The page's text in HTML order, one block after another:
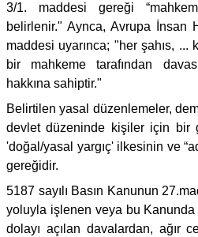
3/1. maddesi gereği
belirlenir." Aynca, Avrupa İnsan
maddesi uyarınca; "her şahıs, ...
bir mahkeme tarafından
hakkına sahiptir."
Belirtilen yasal düzenlemeler,
devlet düzeninde kişiler için bir
'doğal/yasal yargıç' ilkesinin ve
gereğidir.
5187 sayılı Basın Kanunun
yoluyla işlenen veya bu
dolayı açılan davalardan, ağır